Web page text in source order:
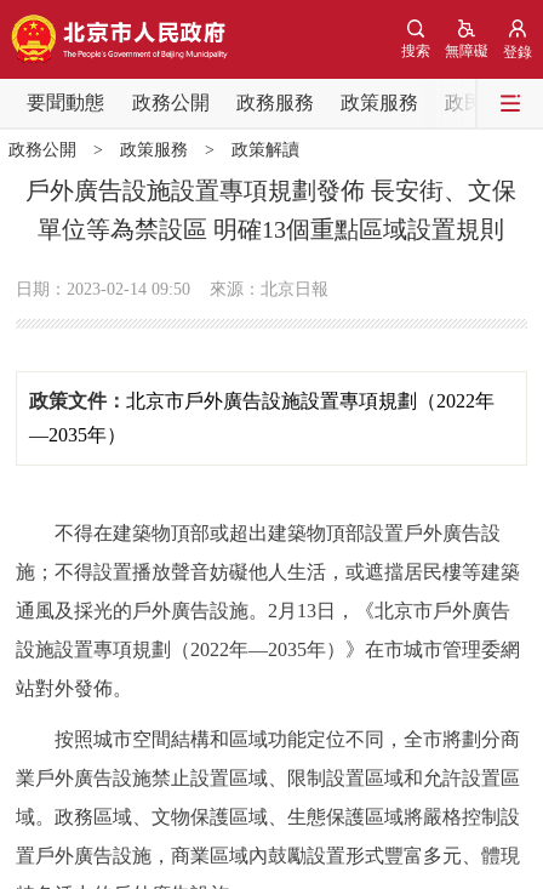
登錄
無障礙
搜索
要聞動態 政務公開 政務服務 政策服務 政民互動
要聞動態
黨中央精神 國務院資訊
北京要聞 會議資訊 部門動態
市領導
決策公開 專題公開
個人服務
便民服務 利企服務 投資項目
仲介服務
政務公開 > 政策服務 > 政策解讀
戶外廣告設施設置專項規劃發佈 長安街、文保
單位等為禁設區 明確13個重點區域設置規則
日期：2023-02-14 09:50 來源：北京日報
政策文件：北京市戶外廣告設施設置專項規劃（2022年
—2035年）
不得在建築物頂部或超出建築物頂部設置戶外廣告設
施；不得設置播放聲音妨礙他人生活，或遮擋居民樓等建築
通風及採光的戶外廣告設施。2月13日，《北京市戶外廣告
設施設置專項規劃（2022年—2035年）》在市城市管理委網
站對外發佈。
按照城市空間結構和區域功能定位不同，全市將劃分商
業戶外廣告設施禁止設置區域、限制設置區域和允許設置區
域。政務區域、文物保護區域、生態保護區域將嚴格控制設
置戶外廣告設施，商業區域內鼓勵設置形式豐富多元、體現